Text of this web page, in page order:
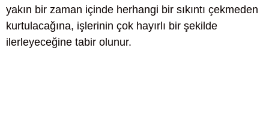
yakın bir zaman içinde herhangi bir sıkıntı çekmeden
kurtulacağına, işlerinin çok hayırlı bir şekilde
ilerleyeceğine tabir olunur.